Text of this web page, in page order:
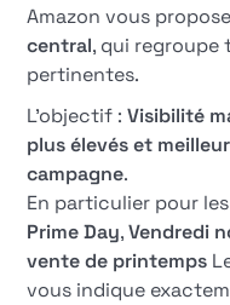
Amazon vous
central, qui
pertinentes.
L'objectif :Visibilité
plus élevés et
campagne.
En particulier pour
Prime Day,Vendredi
vente de printemps
vous indique